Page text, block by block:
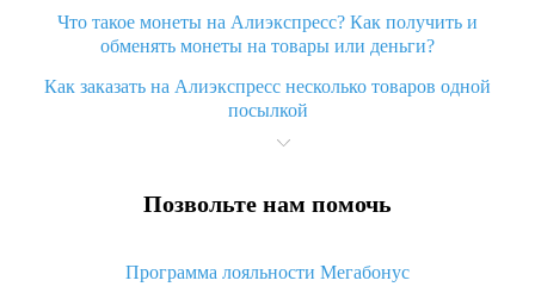
Что такое монеты на Алиэкспресс? Как получить и
обменять монеты на товары или деньги?
Как заказать на Алиэкспресс несколько товаров одной
посылкой
Что значит статус «Заказ закрыт» на Алиэкспресс и что
Что делать, если Алиэкспресс просит ввести паспортные
Как узнать, куда пришла посылка с Алиэкспресс
Позвольте нам помочь
Программа лояльности Мегабонус